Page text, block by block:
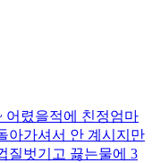
어렸을적에 친정엄마
아가셔서 안 계시지만
질벗기고 끓는물에 3